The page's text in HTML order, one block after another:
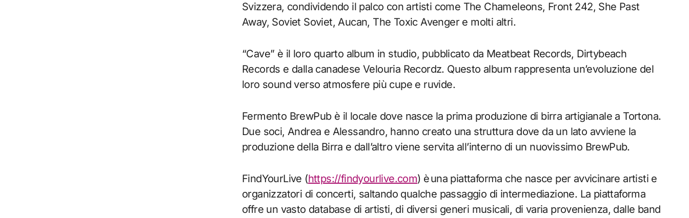
Svizzera, condividendo il palco con artisti come The Chameleons, Front 242, She Past
Away, Soviet Soviet, Aucan, The Toxic Avenger e molti altri.
“Cave” è il loro quarto album in studio, pubblicato da Meatbeat Records, Dirtybeach
Records e dalla canadese Velouria Recordz. Questo album rappresenta un’evoluzione del
loro sound verso atmosfere più cupe e ruvide.
Fermento BrewPub è il locale dove nasce la prima produzione di birra artigianale a Tortona.
Due soci, Andrea e Alessandro, hanno creato una struttura dove da un lato avviene la
produzione della Birra e dall’altro viene servita all’interno di un nuovissimo BrewPub.
FindYourLive (https://findyourlive.com) è una piattaforma che nasce per avvicinare artisti e
organizzatori di concerti, saltando qualche passaggio di intermediazione. La piattaforma
offre un vasto database di artisti, di diversi generi musicali, di varia provenienza, dalle band